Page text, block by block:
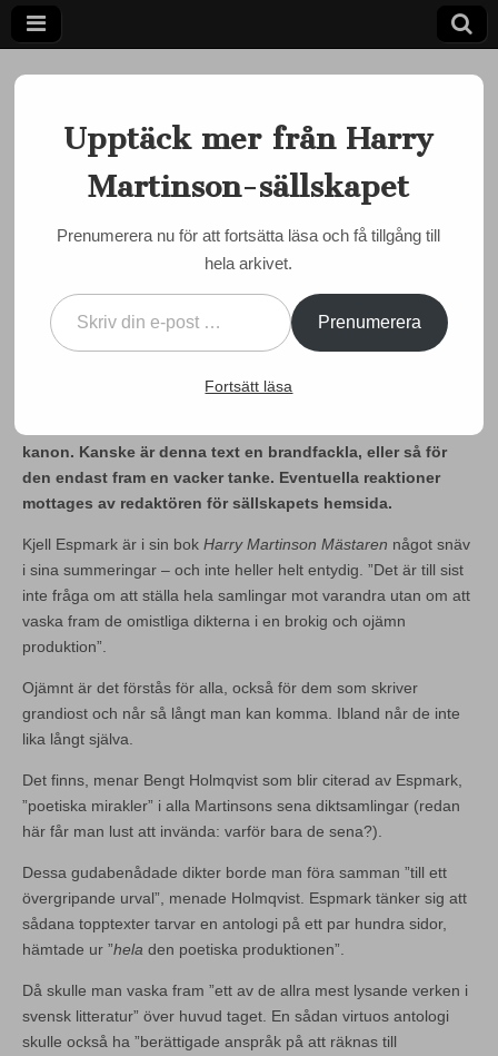
Harry
Martinson-
sällskapet
Ett författarskap som fångar daggdroppen och speglar
kosmos
Dan Sjögren: Dags för en
Martinson-kanon
admin•31 maj, 2024•0 Comments
kanon. Kanske är denna text en brandfackla, eller så för
den endast fram en vacker tanke. Eventuella reaktioner
mottages av redaktören för sällskapets hemsida.
Kjell Espmark är i sin bok Harry Martinson Mästaren något snäv
i sina summeringar – och inte heller helt entydig. ”Det är till sist
inte fråga om att ställa hela samlingar mot varandra utan om att
vaska fram de omistliga dikterna i en brokig och ojämn
produktion”.
Ojämnt är det förstås för alla, också för dem som skriver
grandiost och når så långt man kan komma. Ibland når de inte
lika långt själva.
Det finns, menar Bengt Holmqvist som blir citerad av Espmark,
”poetiska mirakler” i alla Martinsons sena diktsamlingar (redan
här får man lust att invända: varför bara de sena?).
Dessa gudabenådade dikter borde man föra samman ”till ett
övergripande urval”, menade Holmqvist. Espmark tänker sig att
sådana topptexter tarvar en antologi på ett par hundra sidor,
hämtade ur ”hela den poetiska produktionen”.
Då skulle man vaska fram ”ett av de allra mest lysande verken i
svensk litteratur” över huvud taget. En sådan virtuos antologi
skulle också ha ”berättigade anspråk på att räknas till
Upptäck mer från Harry
Martinson-sällskapet
Prenumerera nu för att fortsätta läsa och få tillgång till
hela arkivet.
Prenumerera
Fortsätt läsa